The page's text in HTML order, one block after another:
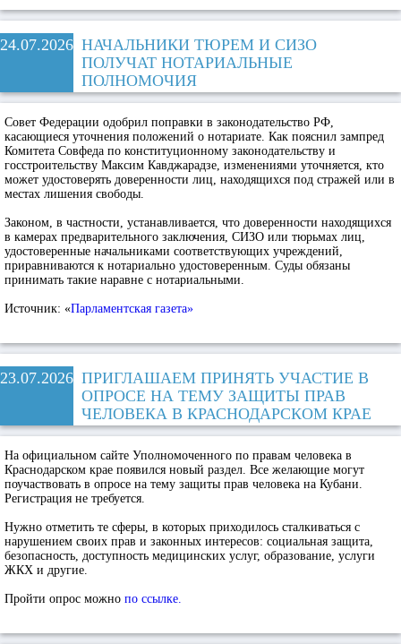
24.07.2026 НАЧАЛЬНИКИ ТЮРЕМ И СИЗО
ПОЛУЧАТ НОТАРИАЛЬНЫЕ
ПОЛНОМОЧИЯ
Совет Федерации одобрил поправки в законодательство РФ,
касающиеся уточнения положений о нотариате. Как пояснил зампред
Комитета Совфеда по конституционному законодательству и
госстроительству Максим Кавджарадзе, изменениями уточняется, кто
может удостоверять доверенности лиц, находящихся под стражей или в
местах лишения свободы.
Законом, в частности, устанавливается, что доверенности находящихся
в камерах предварительного заключения, СИЗО или тюрьмах лиц,
удостоверенные начальниками соответствующих учреждений,
приравниваются к нотариально удостоверенным. Суды обязаны
принимать такие наравне с нотариальными.
Источник: «Парламентская газета»
23.07.2026 ПРИГЛАШАЕМ ПРИНЯТЬ УЧАСТИЕ В
ОПРОСЕ НА ТЕМУ ЗАЩИТЫ ПРАВ
ЧЕЛОВЕКА В КРАСНОДАРСКОМ КРАЕ
На официальном сайте Уполномоченного по правам человека в
Краснодарском крае появился новый раздел. Все желающие могут
поучаствовать в опросе на тему защиты прав человека на Кубани.
Регистрация не требуется.
Нужно отметить те сферы, в которых приходилось сталкиваться с
нарушением своих прав и законных интересов: социальная защита,
безопасность, доступность медицинских услуг, образование, услуги
ЖКХ и другие.
Пройти опрос можно по ссылке.